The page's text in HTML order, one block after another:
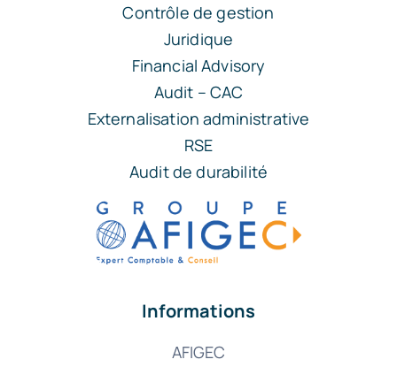
Contrôle de gestion
Juridique
Financial Advisory
Audit – CAC
Externalisation administrative
RSE
Audit de durabilité
Informations
AFIGEC